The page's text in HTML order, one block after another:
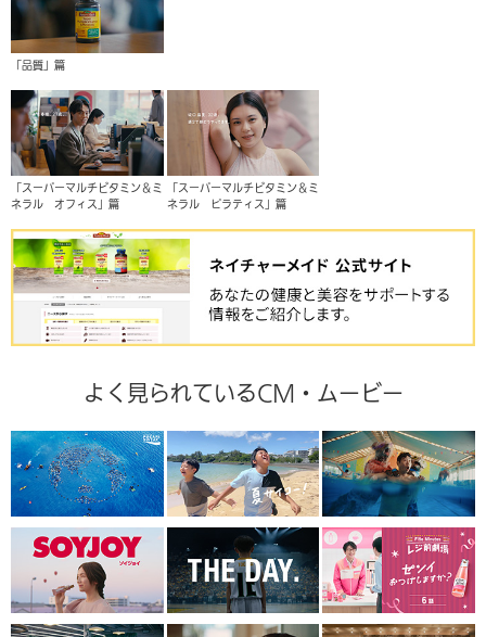
「品質」篇
「スーパーマルチビタミン＆ミ
ネラル オフィス」篇
「スーパーマルチビタミン＆ミ
ネラル ピラティス」篇
よく見られているCM・ムービー